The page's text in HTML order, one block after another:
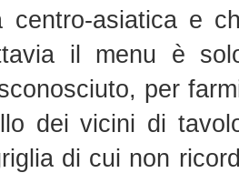
centro-asiatica e
il menu è
per
dei vicini di
di cui non